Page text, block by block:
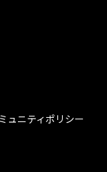
ュニティポリシー